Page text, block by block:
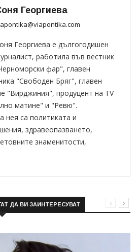
Георгиева
Георгиева е дългогодишен
работила във вестник
фар", главен
"Свободен Бряг", главен
"Вирджиния", продуцент на TV
матине" и "Ревю".
нея са политиката и
здравеопазването,
знаменитости,
ДА ВИ ЗАИНТЕРЕСУВАТ